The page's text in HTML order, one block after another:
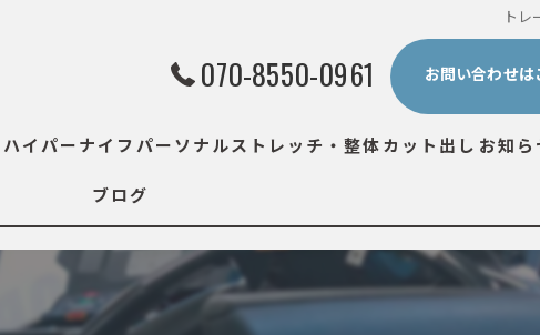
ト
070-8550-0961 お問い合わせは
ハイパーナイフ パーソナルストレッチ・整体カット出し お知
ブログ